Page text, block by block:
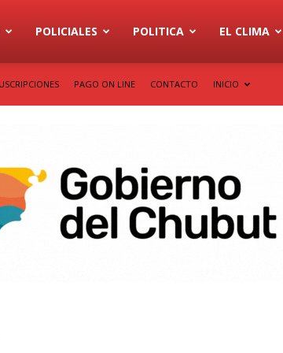
POLICIALES POLITICA EL CLIMA
PAGO ON LINE CONTACTO INICIO